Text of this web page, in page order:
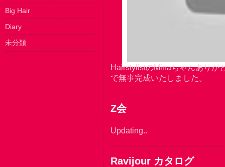
Big Hair
Diary
未分類
HairstylistのMinaちゃんありが
で無事完成いたしました。
Z会
Updating..
Ravijour カタログ